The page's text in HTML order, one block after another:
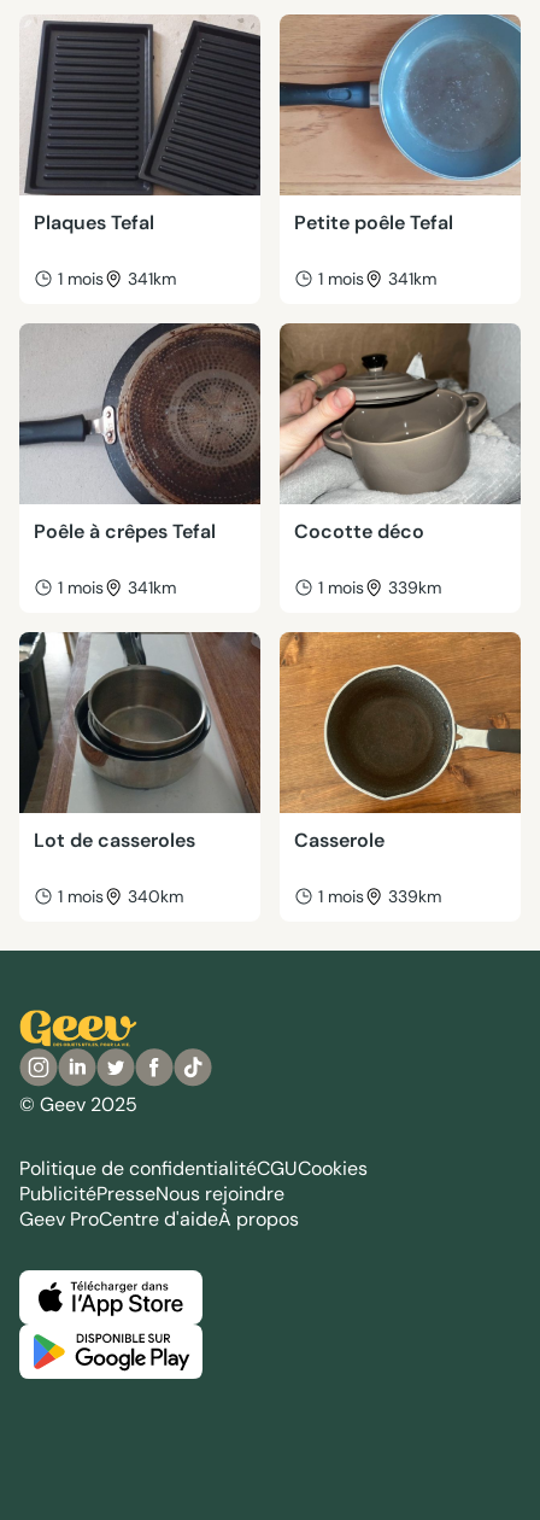
Plaques Tefal
1 mois 341km
Petite poêle Tefal
1 mois 341km
Poêle à crêpes Tefal
1 mois 341km
Cocotte déco
1 mois 339km
Lot de casseroles
1 mois 340km
Casserole
1 mois 339km
© Geev 2025
Politique de confidentialitéCGUCookies
PublicitéPresseNous rejoindre
Geev ProCentre d'aideÀ propos